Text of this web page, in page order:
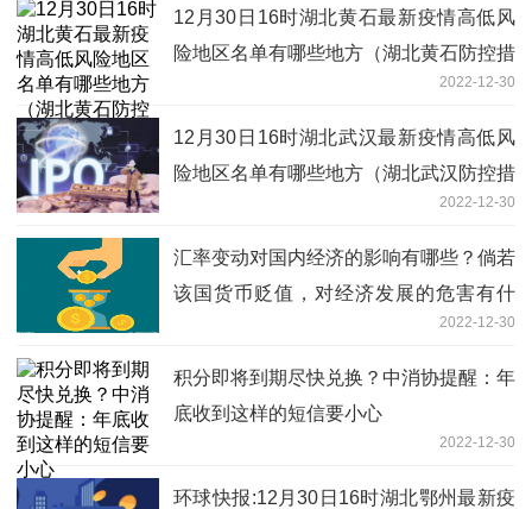
12月30日16时湖北黄石最新疫情高低风
险地区名单有哪些地方（湖北黄石防控措
2022-12-30
12月30日16时湖北武汉最新疫情高低风
险地区名单有哪些地方（湖北武汉防控措
2022-12-30
汇率变动对国内经济的影响有哪些？倘若
该国货币贬值，对经济发展的危害有什
2022-12-30
积分即将到期尽快兑换？中消协提醒：年
底收到这样的短信要小心
2022-12-30
环球快报:12月30日16时湖北鄂州最新疫